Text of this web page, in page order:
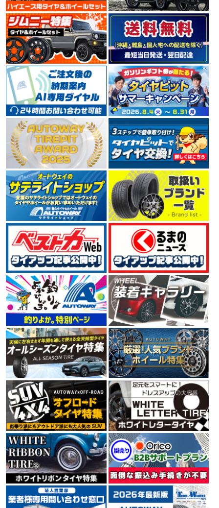
TOYOタイヤの海外輸出向けブランドNITTO（ニット
ー）。 米国でコアなファンに支持を受けており、デザイ
ン性、革新性をコンセプトとした、ラグジュアリースポ
ーツカーやSUV向けの大口径タイヤが充実しています。
総合評価：150件 4.55
DUNLOP
ダンロップ
世界的大手タイヤメーカーDUNLOP（ダンロップ）。 1
909年に日本でゴム製品の製造を開始し、1913年には日
本初となる自動車用タイヤを製造しました。 ハイドロプ
レーニング現象の解明や新技術の開発など、 常に利用者
へ安全を提供するために惜しみない努力を傾注していま
す。
総合評価：135件 4.49
BRIDGESTONE
ブリヂストン
世界でもトップクラスのタイヤメーカーBRIDGESTONE
（ブリヂストン）。 「世界最高の品質で社会に貢献」を
不変の使命として掲げ、 1930年の第一号タイヤ誕生か
ら2005年には数あるタイヤメーカーの中から、世界トッ
プシェアとなりました。 今もなお業界最大手として技術
革新に余念がありません。
総合評価：125件 4.54
GOODYEAR
グッドイヤー
世界三大タイヤメーカーの一社GOODYEAR（グッドイヤ
ー）。 1898年に米国で創業して以来、120年以上にわた
ってタイヤを製造しています。 ユーザーニーズを満たす
高品質な製品の生産、環境や人々の未来を考えた技術
で、 今もなお、進化を続けるタイヤメーカーです。
総合評価：112件 4.66
特設ページは
こちら!
CONTINENTAL
コンチネンタル
コンチネンタルタイヤは、1世紀以上にわたりヨーロッ
パの走りを支え、クルマの進化と共に信頼の歴史を重ね
てきたタイヤメーカーです。最高水準の性能を保証する
ために、多くの自動車メーカーの厳しいテストに合格し
ています。さらに、最新のタイヤメーカー世界販売シェ
アランキング第4位の実績をもっています。
総合評価：6件 4.58
PIRELLI
ピレリ
イタリア ミラノに本社を置くタイヤメーカーPIRELLI
（ピレリ）。 世界タイヤメーカー別シェアランキングで
は、上位の実績を誇っています。 輸入車、特に欧州車の
純正タイヤに多く採用され、その装着車種は、スーパー
カーからコンパクトカーまで幅広く、 自動車メーカーか
らの信頼も厚いタイヤメーカーです。
総合評価：35件 4.39